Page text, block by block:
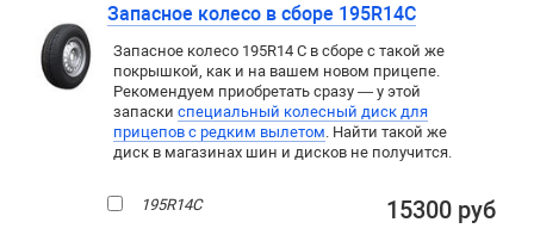
Запасное колесо в сборе 195R14C
Запасное колесо 195R14 C в сборе с такой же
покрышкой, как и на вашем новом прицепе.
Рекомендуем приобретать сразу — у этой
запаски специальный колесный диск для
прицепов c редким вылетом. Найти такой же
диск в магазинах шин и дисков не получится.
195R14C 15300 руб